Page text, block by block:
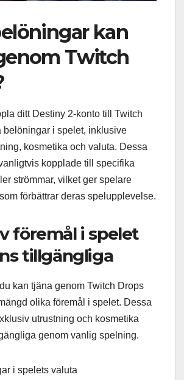
kan
Twitch
ditt Destiny 2-konto till Twitch
belöningar i spelet, inklusive
kosmetika och valuta. Dessa
kopplade till specifika
strömmar, vilket ger spelare
förbättrar deras spelupplevelse.
föremål i spelet
tillgängliga
kan tjäna genom Twitch Drops
olika föremål i spelet. Dessa
utrustning och kosmetika
genom vanlig spelning.
i spelets valuta